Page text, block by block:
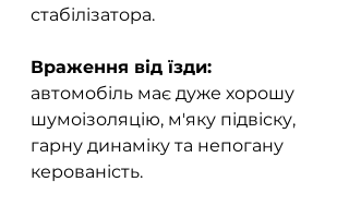
стабілізатора.
Враження від їзди:
автомобіль має дуже хорошу
шумоізоляцію, м'яку підвіску,
гарну динаміку та непогану
керованість.